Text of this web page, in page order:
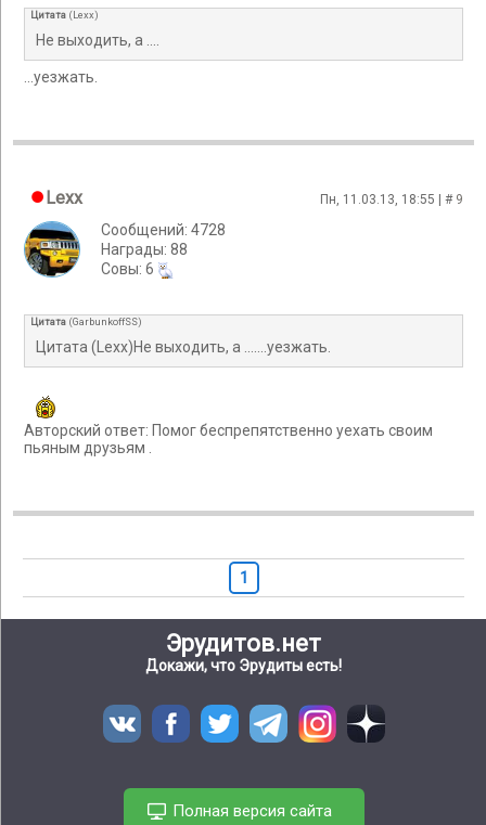
Цитата (Lexx)
Не выходить, а ....
...уезжать.
Lexx Пн, 11.03.13, 18:55 | # 9
Сообщений: 4728
Награды: 88
Cовы: 6
Цитата (GarbunkoffSS)
Цитата (Lexx)Не выходить, а .......уезжать.
Авторский ответ: Помог беспрепятственно уехать своим
пьяным друзьям .
1
Эрудитов.нет
Докажи, что Эрудиты есть!
Полная версия сайта